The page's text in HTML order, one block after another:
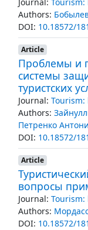
Journal:
Authors:
DOI: 10.18572/
Article
Проблемы и
системы
туристских
Journal:
Authors:
Петренко
DOI: 10.18572/
Article
вопросы
Journal:
Authors:
DOI: 10.18572/